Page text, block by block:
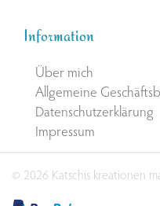
Information
Über mich
Allgemeine
Datenschutzerklärung
Impressum
© 2026 Katschis kreationen